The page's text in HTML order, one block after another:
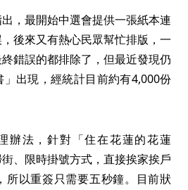
，最開始中選會提供一張紙本連
後來又有熱心民眾幫忙排版，一
錯誤的都排除了，但最近發現仍
出現，經統計目前約有4,000份
辦法，針對「住在花蓮的花蓮
、限時掛號方式，直接挨家挨戶
所以重簽只需要五秒鐘。目前狀